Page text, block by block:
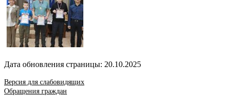
Дата обновления страницы: 20.10.2025
Версия для слабовидящих
Обращения граждан